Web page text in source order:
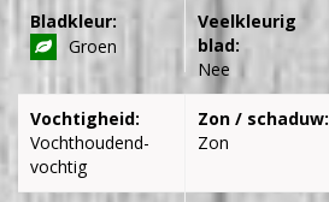
Bladkleur:
Groen
Veelkleurig
blad:
Nee
Vochtigheid:
Vochthoudend-
vochtig
Zon / schaduw:
Zon